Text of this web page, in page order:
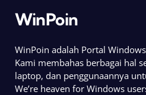
WinPoin
WinPoin adalah Portal
Kami membahas berbagai hal
laptop, dan penggunaannya
We’re heaven for Windows